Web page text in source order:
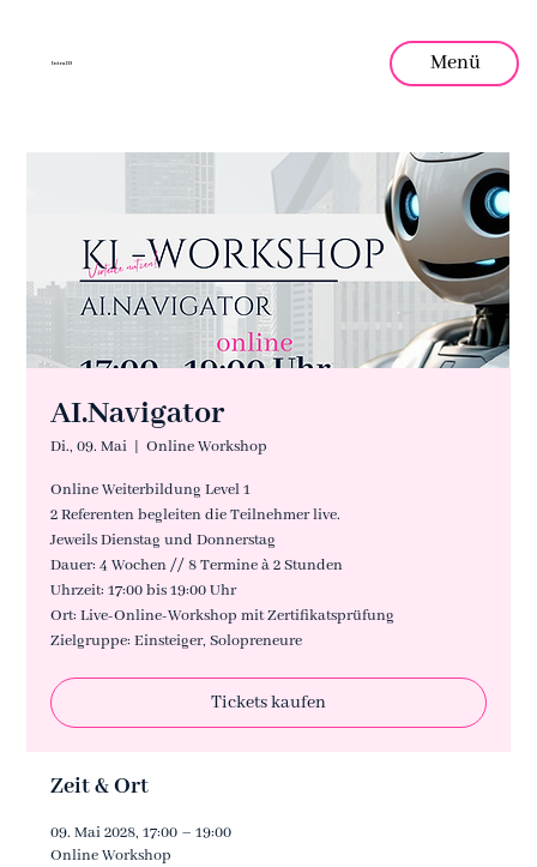
Intra.ID Menü
AI.Navigator
Di., 09. Mai
  |
Online Workshop
Online Weiterbildung Level 1
2 Referenten begleiten die Teilnehmer live.
Jeweils Dienstag und Donnerstag
Dauer: 4 Wochen // 8 Termine à 2 Stunden
Uhrzeit: 17:00 bis 19:00 Uhr
Ort: Live-Online-Workshop mit Zertifikatsprüfung
Zielgruppe: Einsteiger, Solopreneure
Tickets kaufen
Zeit & Ort
09. Mai 2028, 17:00 – 19:00
Online Workshop